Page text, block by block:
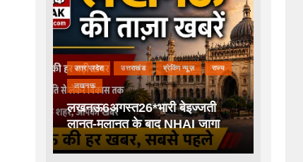
उत्तर प्रदेश उत्तराखंड ब्रेकिंग न्यूज़ राज्य
लखनऊ
लखनऊ6अगस्त26*भारी बेइज्जती
लानत-मलानत के बाद NHAI जागा